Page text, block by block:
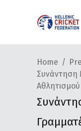
Home
Συνάντηση
Αθλητισμού